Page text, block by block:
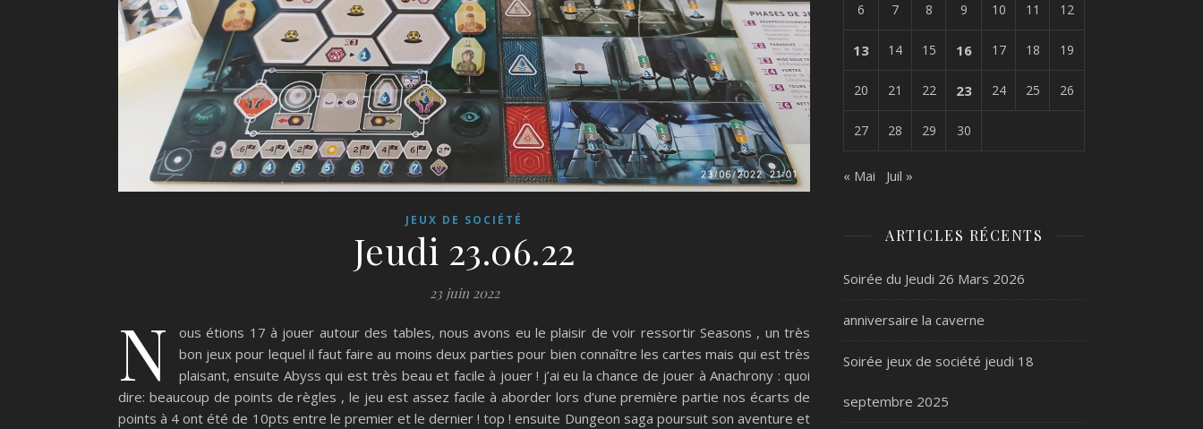
JEUX DE SOCIÉTÉ
Jeudi 23.06.22
23 juin 2022
N
ous étions 17 à jouer autour des tables, nous avons eu le plaisir de voir ressortir Seasons , un très
bon jeux pour lequel il faut faire au moins deux parties pour bien connaître les cartes mais qui est très
plaisant, ensuite Abyss qui est très beau et facile à jouer ! j’ai eu la chance de jouer à Anachrony : quoi
dire: beaucoup de points de règles , le jeu est assez facile à aborder lors d’une première partie nos écarts de
points à 4 ont été de 10pts entre le premier et le dernier ! top ! ensuite Dungeon saga poursuit son aventure et
6 7 8 9 10 11 12
13 14 15 16 17 18 19
20 21 22 23 24 25 26
27 28 29 30
« Mai Juil »
ARTICLES RÉCENTS
Soirée du Jeudi 26 Mars 2026
anniversaire la caverne
Soirée jeux de société jeudi 18
septembre 2025